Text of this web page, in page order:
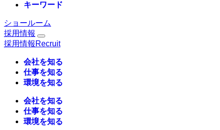
キーワード
ショールーム
採用情報
採用情報 Recruit
会社を知る
仕事を知る
環境を知る
会社を知る
仕事を知る
環境を知る